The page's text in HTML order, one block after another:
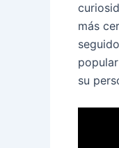
más
su